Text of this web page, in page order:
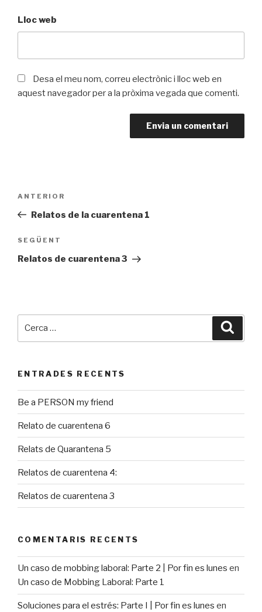
Lloc web
Desa el meu nom, correu electrònic i lloc web en
aquest navegador per a la pròxima vegada que comenti.
Entrada
prèvia
ANTERIOR
Relatos de la cuarentena 1
Entrada
següent
SEGÜENT
Relatos de cuarentena 3
ENTRADES RECENTS
Be a PERSON my friend
Relato de cuarentena 6
Relats de Quarantena 5
Relatos de cuarentena 4:
Relatos de cuarentena 3
COMENTARIS RECENTS
Un caso de mobbing laboral: Parte 2 | Por fin es lunes en
Un caso de Mobbing Laboral: Parte 1
Soluciones para el estrés: Parte I | Por fin es lunes en